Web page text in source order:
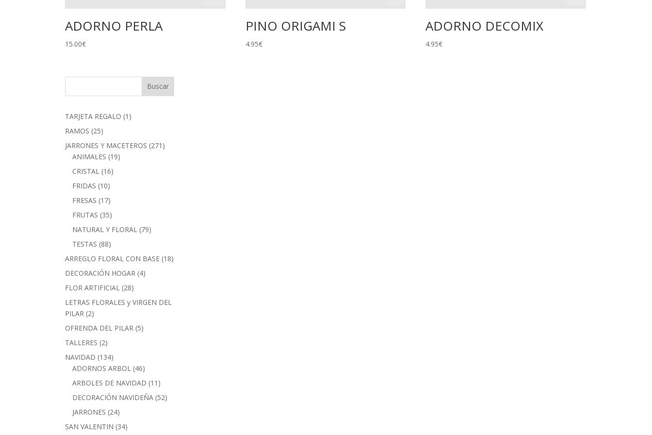
ADORNO PERLA
15.00€
PINO ORIGAMI S
4.95€
ADORNO DECOMIX
4.95€
TARJETA REGALO 1 1
RAMOS 2525
productos
JARRONES Y MACETEROS 271 271
ANIMALES 1919
CRISTAL 1616
FRIDAS 1010
productos
FRESAS 1717
productos
FRUTAS 3535
productos
NATURAL Y FLORAL 7979
TESTAS 8888
productos
ARREGLO FLORAL CON BASE 1818
DECORACIÓN HOGAR 44
FLOR ARTIFICIAL 2828
productos
LETRAS FLORALES y VIRGEN DEL
PILAR 22
productos
OFRENDA DEL PILAR 55
TALLERES 22
productos
NAVIDAD 134134
productos
ADORNOS ARBOL 4646
productos
ARBOLES DE NAVIDAD 11 11
productos
DECORACIÓN NAVIDEÑA 5252
JARRONES 2424
productos
SAN VALENTIN 3434